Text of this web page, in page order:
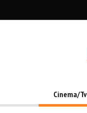
Cinema/Tv